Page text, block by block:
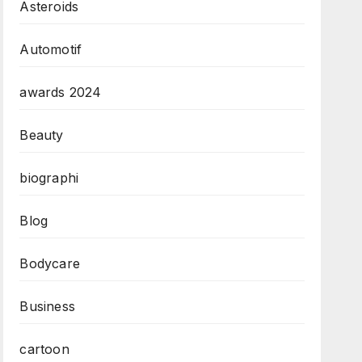
Asteroids
Automotif
awards 2024
Beauty
biographi
Blog
Bodycare
Business
cartoon